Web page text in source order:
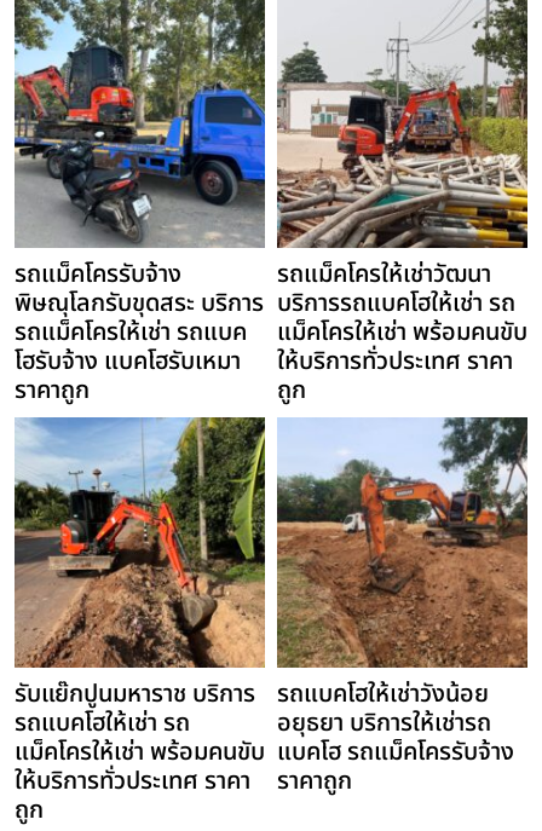
รถแม็คโครรับจ้าง
พิษณุโลกรับขุดสระ บริการ
รถแม็คโครให้เช่า รถแบค
โฮรับจ้าง แบคโฮรับเหมา
ราคาถูก
รถแม็คโครให้เช่าวัฒนา
บริการรถแบคโฮให้เช่า รถ
แม็คโครให้เช่า พร้อมคนขับ
ให้บริการทั่วประเทศ ราคา
ถูก
รับแย๊กปูนมหาราช บริการ
รถแบคโฮให้เช่า รถ
แม็คโครให้เช่า พร้อมคนขับ
ให้บริการทั่วประเทศ ราคา
ถูก
รถแบคโฮให้เช่าวังน้อย
อยุธยา บริการให้เช่ารถ
แบคโฮ รถแม็คโครรับจ้าง
ราคาถูก